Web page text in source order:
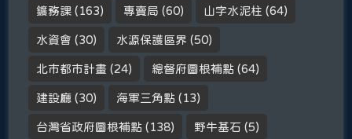
鑛務課 (163) 專賣局 (60) 山字水泥柱 (64)
水資會 (30) 水源保護區界 (50)
北市都市計畫 (24) 總督府圖根補點 (64)
建設廳 (30) 海軍三角點 (13)
台灣省政府圖根補點 (138) 野牛基石 (5)